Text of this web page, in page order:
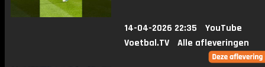
14-04-2026 22:35
YouTube
Voetbal.TV
Alle afleveringen